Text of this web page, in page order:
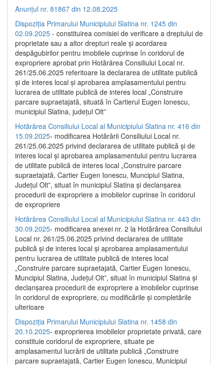
Anunțul nr. 81867 din 12.08.2025
Dispoziția Primarului Municipiului Slatina nr. 1245 din
02.09.2025 - constituirea comisiei de verificare a dreptului de
proprietate sau a altor drepturi reale și acordarea
despăgubirilor pentru imobilele cuprinse în coridorul de
expropriere aprobat prin Hotărârea Consiliului Local nr.
261/25.06.2025 referitoare la declararea de utilitate publică
și de interes local și aprobarea amplasamentului pentru
lucrarea de utilitate publică de interes local „Construire
parcare supraetajată, situată în Cartierul Eugen Ionescu,
municipiul Slatina, județul Olt”
Hotărârea Consiliului Local al Municipiului Slatina nr. 416 din
15.09.2025- modificarea Hotărârii Consiliului Local nr.
261/25.06.2025 privind declararea de utilitate publică și de
interes local și aprobarea amplasamentului pentru lucrarea
de utilitate publică de interes local „Construire parcare
supraetajată, Cartier Eugen Ionescu, Muncipiul Slatina,
Județul Olt”, situat în municipiul Slatina și declanșarea
procedurii de expropriere a imobilelor cuprinse în coridorul
de expropriere
Hotărârea Consiliului Local al Municipiului Slatina nr. 443 din
30.09.2025- modificarea anexei nr. 2 la Hotărârea Consiliului
Local nr. 261/25.06.2025 privind declararea de utilitate
publică şi de interes local şi aprobarea amplasamentului
pentru lucrarea de utilitate publică de interes local
„Construire parcare supraetajată, Cartier Eugen Ionescu,
Muncipiul Slatina, Judeţul Olt”, situat în municipiul Slatina şi
declanşarea procedurii de expropriere a imobilelor cuprinse
în coridorul de expropriere, cu modificările şi completările
ulterioare
Dispoziția Primarului Municipiului Slatina nr. 1458 din
20.10.2025- exproprierea imobilelor proprietate privată, care
constituie coridorul de expropriere, situate pe
amplasamentul lucrării de utilitate publică „Construire
parcare supraetajată, Cartier Eugen Ionescu, Municipiul